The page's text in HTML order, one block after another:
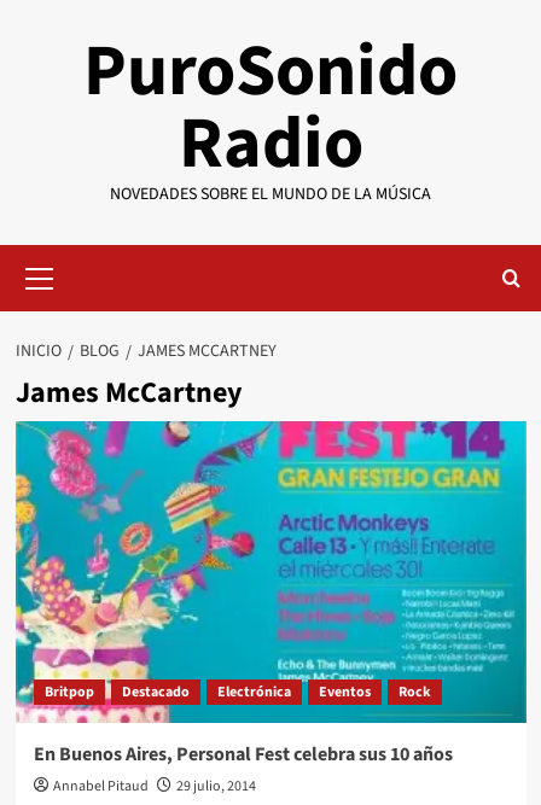
PuroSonido
Radio
NOVEDADES SOBRE EL MUNDO DE LA MÚSICA
primario
INICIO BLOG JAMES MCCARTNEY
James McCartney
Britpop Destacado Electrónica Eventos Rock
En Buenos Aires, Personal Fest celebra sus 10 años
Annabel Pitaud
29 julio, 2014